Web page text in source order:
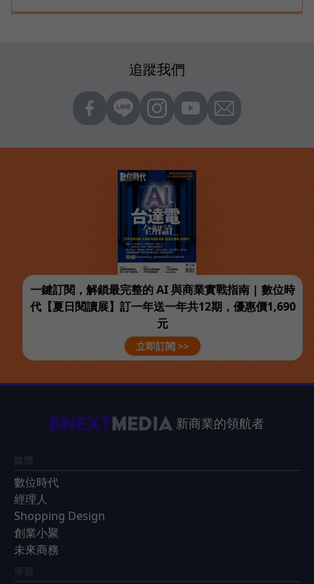
追蹤我們
一鍵訂閱，解鎖最完整的 AI 與商業實戰指南 | 數位時
代【夏日閱讀展】訂一年送一年共12期，優惠價1,690
元
立即訂閱 >>
新商業的領航者
媒體
數位時代
經理人
Shopping Design
創業小聚
未來商務
學習